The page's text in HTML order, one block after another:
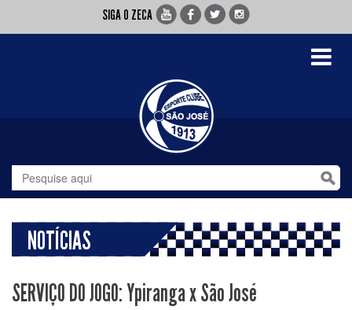
SIGA O ZECA
Toggle
NOTÍCIAS
SERVIÇO DO JOGO: Ypiranga x São José